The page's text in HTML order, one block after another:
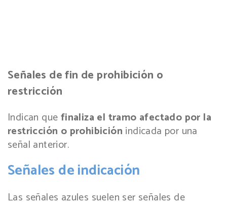
Señales de fin de prohibición o
restricción
Indican quefinaliza el tramo afectado por la
restricción o prohibición indicada por una
señal anterior.
Señales de indicación
Las señales azules suelen ser señales de